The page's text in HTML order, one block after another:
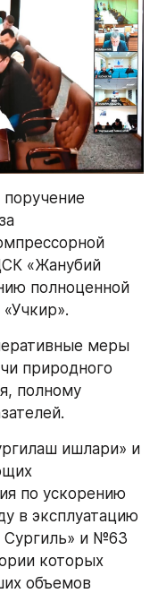
«Жанубий
полноценной
меры
природного
полному
ишлари» и
по ускорению
в эксплуатацию
Сургиль» и №63
которых
объемов